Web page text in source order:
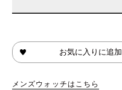
お気に入りに追加
メンズウォッチはこちら